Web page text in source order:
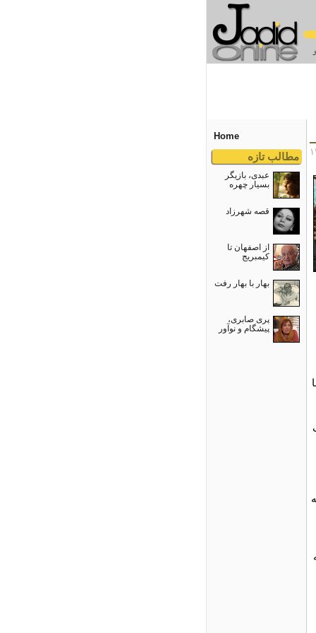
Home
مطالب تازه
عبدی، بازیگر
بسیار چهره
قصه شهرزاد
از اصفهان تا
کیمبریج
بهار با بهار رفت
پری صابری،
پیشگام و نوآور